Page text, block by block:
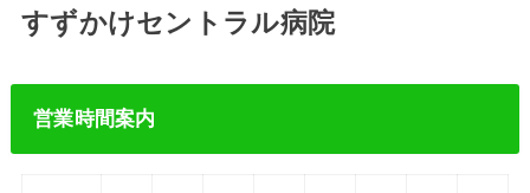
すずかけセントラル病院
営業時間案内